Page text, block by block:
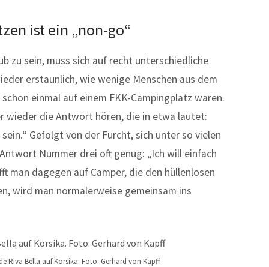
ist ein „non-go“
zu sein, muss sich auf recht unterschiedliche
erstaunlich, wie wenige Menschen aus dem
einmal auf einem FKK-Campingplatz waren.
wieder die Antwort hören, die in etwa lautet:
Gefolgt von der Furcht, sich unter so vielen
Nummer drei oft genug: „Ich will einfach
man dagegen auf Camper, die den hüllenlosen
wird man normalerweise gemeinsam ins
Riva Bella auf Korsika. Foto: Gerhard von Kapff